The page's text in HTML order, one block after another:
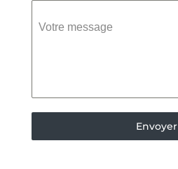
Votre message
Envoyer